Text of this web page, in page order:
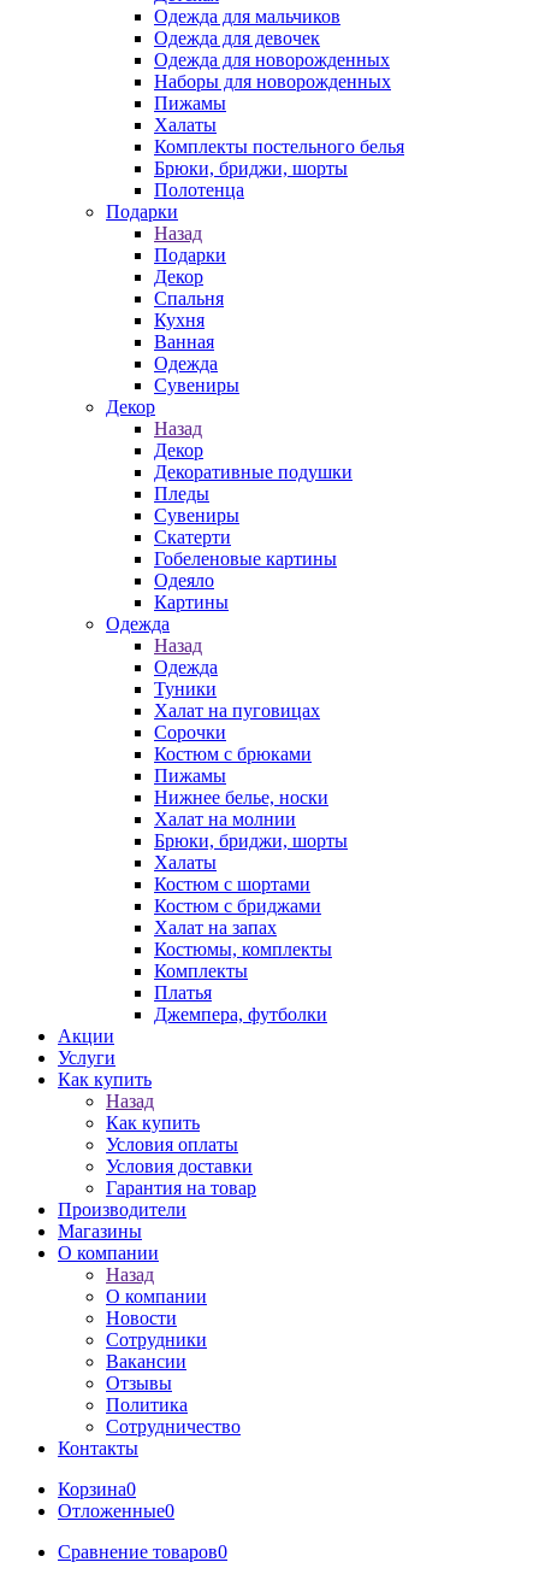
Одежда для мальчиков
Одежда для девочек
Одежда для новорожденных
Наборы для новорожденных
Пижамы
Халаты
Комплекты постельного белья
Брюки, бриджи, шорты
Полотенца
Подарки
Назад
Подарки
Декор
Спальня
Кухня
Ванная
Одежда
Сувениры
Декор
Назад
Декор
Декоративные подушки
Пледы
Сувениры
Скатерти
Гобеленовые картины
Одеяло
Картины
Одежда
Назад
Одежда
Туники
Халат на пуговицах
Сорочки
Костюм с брюками
Пижамы
Нижнее белье, носки
Халат на молнии
Брюки, бриджи, шорты
Халаты
Костюм с шортами
Костюм с бриджами
Халат на запах
Костюмы, комплекты
Комплекты
Платья
Джемпера, футболки
Акции
Услуги
Как купить
Назад
Как купить
Условия оплаты
Условия доставки
Гарантия на товар
Производители
Магазины
О компании
Назад
О компании
Новости
Сотрудники
Вакансии
Отзывы
Политика
Сотрудничество
Контакты
Корзина0
Отложенные0
Сравнение товаров0